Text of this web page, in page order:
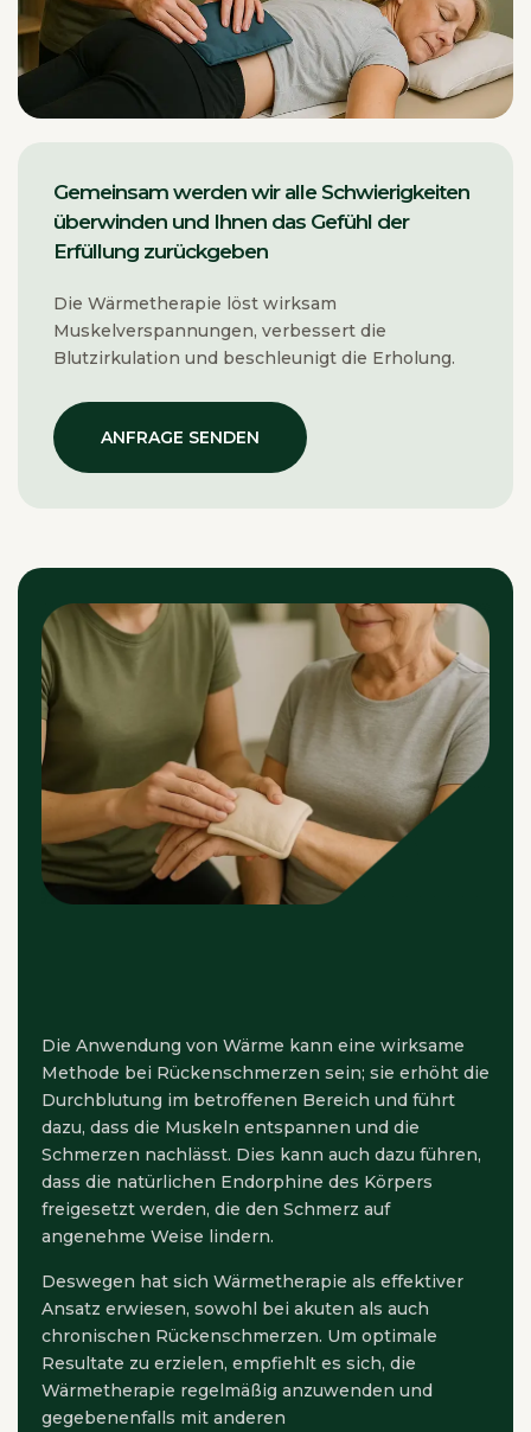
Gemeinsam werden wir alle Schwierigkeiten
überwinden und Ihnen das Gefühl der
Erfüllung zurückgeben
Die Wärmetherapie löst wirksam
Muskelverspannungen, verbessert die
Blutzirkulation und beschleunigt die Erholung.
ANFRAGE SENDEN
Die Anwendung von Wärme kann eine wirksame
Methode bei Rückenschmerzen sein; sie erhöht die
Durchblutung im betroffenen Bereich und führt
dazu, dass die Muskeln entspannen und die
Schmerzen nachlässt. Dies kann auch dazu führen,
dass die natürlichen Endorphine des Körpers
freigesetzt werden, die den Schmerz auf
angenehme Weise lindern.
Deswegen hat sich Wärmetherapie als effektiver
Ansatz erwiesen, sowohl bei akuten als auch
chronischen Rückenschmerzen. Um optimale
Resultate zu erzielen, empfiehlt es sich, die
Wärmetherapie regelmäßig anzuwenden und
gegebenenfalls mit anderen